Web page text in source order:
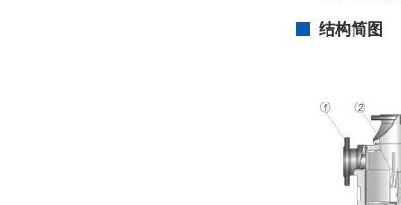
结构简图